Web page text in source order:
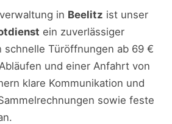
in Beelitz ist unser
ein zuverlässiger
schnelle Türöffnungen ab 69 €
und einer Anfahrt von
klare Kommunikation und
sowie feste